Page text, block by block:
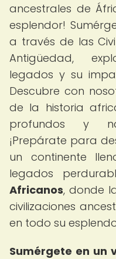
ancestrales de
esplendor!
a través de las
Antigüedad,
legados y su
Descubre con
de la historia
profundos y
¡Prepárate para
un continente
legados
Africanos, donde
civilizaciones
en todo su
Sumérgete en un